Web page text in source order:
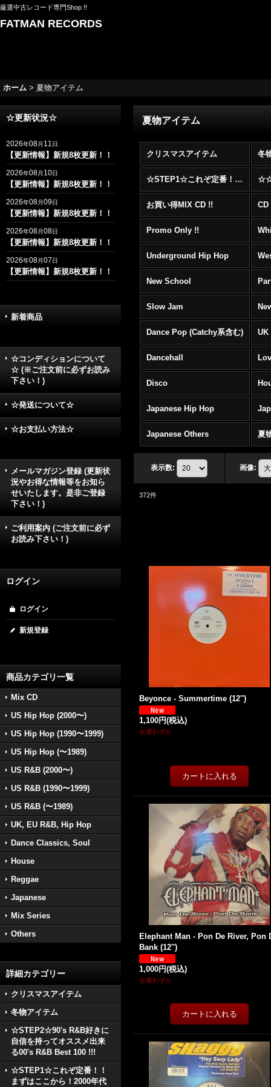
厳選中古レコード専門Shop !!
FATMAN RECORDS
ホーム > 夏物アイテム
☆更新状況☆
2026年08月 11日
【更新情報】新規8枚更新！！
2026年08月 10日
【更新情報】新規8枚更新！！
2026年08月09日
【更新情報】新規8枚更新！！
2026年08月08日
【更新情報】新規8枚更新！！
2026年08月07日
【更新情報】新規8枚更新！！
新着商品
☆コンディションについて
☆ (※ご注文前に必ずお読み
下さい！)
☆発送について☆
☆お支払い方法☆
メールマガジン登録 (更新状
況やお得な情報等をお知ら
せいたします。是非ご登録
下さい！)
ご利用案内 (ご注文前に必ず
お読み下さい！)
ログイン
ログイン
新規登録
商品カテゴリ一覧
Mix CD
US Hip Hop (2000〜)
US Hip Hop (1990〜1999)
US Hip Hop (〜1989)
US R&B (2000〜)
US R&B (1990〜1999)
US R&B (〜1989)
UK, EU R&B, Hip Hop
Dance Classics, Soul
House
Reggae
Japanese
Mix Series
Others
詳細カテゴリー
クリスマスアイテム
冬物アイテム
☆STEP2☆90's R&B好きに
自信を持ってオススメ出来
る00's R&B Best 100 !!!
☆STEP1☆これぞ定番！！
まずはここから！2000年代
夏物アイテム
クリスマスアイテム 冬
☆STEP1☆これぞ定番！！まずはここから！2000年代R&BフロアヒットBest 100 !!!
お買い得MIX CD !!
Promo Only !!
Underground Hip Hop
New School
Slow Jam
Dance Pop (Catchy系含む) UK
Dancehall
Disco
Japanese Hip Hop
Japanese Others 夏
表示数: 画像:
372件
Beyonce - Summertime (12'')
1,100円(税込)
在庫わずか
Elephant Man - Pon De River, Pon
Bank (12'')
1,000円(税込)
在庫わずか